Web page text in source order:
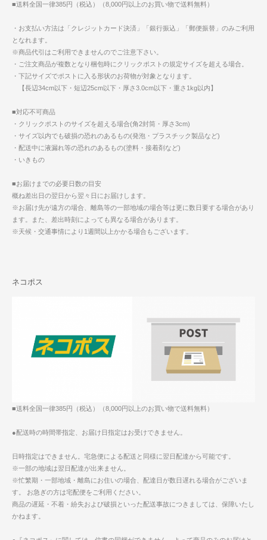
■送料全国一律385円（税込）（8,000円以上のお買い物で送料無料）
・お支払い方法は「クレジットカード決済」「銀行振込」「郵便振替」のみご利用
となれます。
※商品代引はご利用できませんのでご注意下さい。
・ご注文商品が複数となり梱包時にクリックポストの規定サイズを超える場合。
・下記サイズでポストに入る形状のお荷物が対象となります。
【長辺34cm以下・短辺25cm以下・厚さ3.0cm以下・重さ1kg以内】
■対応不可商品
・クリックポストのサイズを超える場合(角2封筒・厚さ3cm)
・サイズ以内でも破損の恐れのあるもの(発泡・プラスチック製品など)
・配送中に液漏れ等の恐れのあるもの(塗料・接着剤など)
・いきもの
■お届けまでの必要日数の目安
概ね差出日の翌日から翌々日にお届けします。
※お届け先が遠方の場合、離島等の一部地域の場合等は更に数日要する場合があり
ます。また、差出時刻によっても異なる場合があります。
※天候・交通事情により1週間以上かかる場合もございます。
ネコポス
■送料全国一律385円（税込）（8,000円以上のお買い物で送料無料）
●配送時の時間帯指定、お届け日指定はお受けできません。
日時指定はできません。宅急便による配送と同様に翌日配達から可能です。
※一部の地域は翌日配達が出来ません。
※忙繁期・一部地域・離島にお住いの場合、配達日が数日遅れる場合がございま
す。 お急ぎの方は宅配便をご利用ください。
商品の遅延・不着・紛失および破損といった配送事故につきましては、保障いたし
かねます。